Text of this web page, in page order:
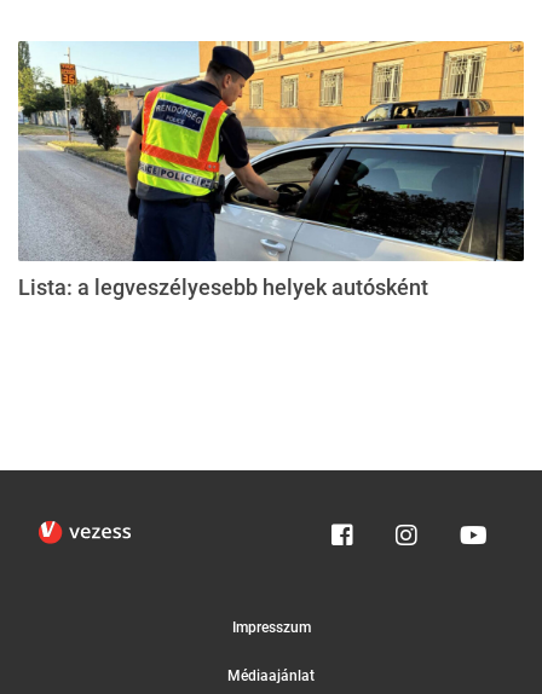
Lista: a legveszélyesebb helyek autósként
Impresszum
Médiaajánlat